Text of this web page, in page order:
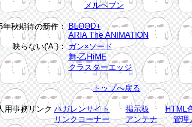
メルヘブン
年秋期待の新作：
BLOOD+
ARIA The ANIMATION
映らない('A`)：
ガン×ソード
舞-乙HiME
クラスターエッジ
トップへ戻る
用事務リンク ハガレンサイト 掲示板
HTML
リンクコーナー
アンテナ 管理